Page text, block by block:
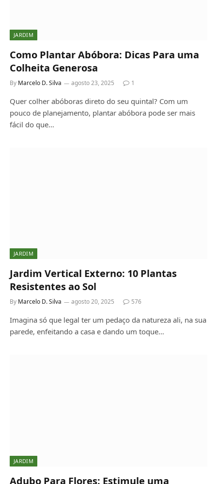
JARDIM
Como Plantar Abóbora: Dicas Para uma
Colheita Generosa
By Marcelo D. Silva agosto 23, 2025 1
Quer colher abóboras direto do seu quintal? Com um
pouco de planejamento, plantar abóbora pode ser mais
fácil do que…
JARDIM
Jardim Vertical Externo: 10 Plantas
Resistentes ao Sol
By Marcelo D. Silva agosto 20, 2025 576
Imagina só que legal ter um pedaço da natureza ali, na sua
parede, enfeitando a casa e dando um toque…
JARDIM
Adubo Para Flores: Estimule uma